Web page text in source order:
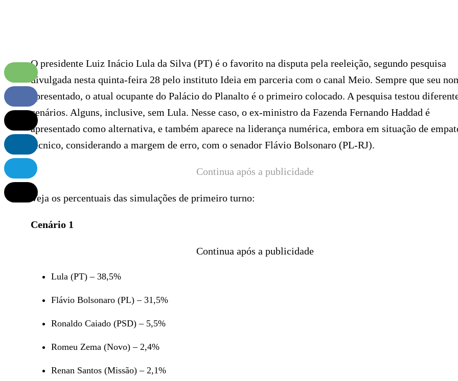
O presidente Luiz Inácio Lula da Silva (PT) é o favorito na disputa pela reeleição, segundo pesquisa
divulgada nesta quinta-feira 28 pelo instituto Ideia em parceria com o canal Meio. Sempre que seu
apresentado, o atual ocupante do Palácio do Planalto é o primeiro colocado. A pesquisa testou
cenários. Alguns, inclusive, sem Lula. Nesse caso, o ex-ministro da Fazenda Fernando Haddad é
apresentado como alternativa, e também aparece na liderança numérica, embora em situação de
técnico, considerando a margem de erro, com o senador Flávio Bolsonaro (PL-RJ).
Continua após a publicidade
Veja os percentuais das simulações de primeiro turno:
Cenário 1
Continua após a publicidade
Lula (PT) – 38,5%
Flávio Bolsonaro (PL) – 31,5%
Ronaldo Caiado (PSD) – 5,5%
Romeu Zema (Novo) – 2,4%
Renan Santos (Missão) – 2,1%